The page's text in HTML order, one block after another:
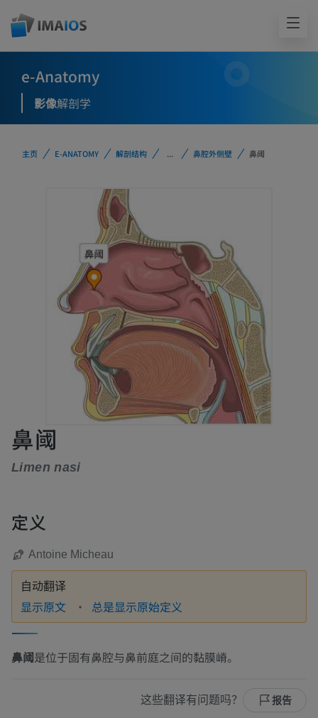
e-Anatomy
影像解剖学
主页 E-ANATOMY 解剖结构 ... 鼻腔外侧壁 鼻阈
鼻阈
Limen nasi
定义
Antoine Micheau
自动翻译
显示原文 总是显示原始定义
鼻阈是位于固有鼻腔与鼻前庭之间的黏膜嵴。
这些翻译有问题吗？ 报告